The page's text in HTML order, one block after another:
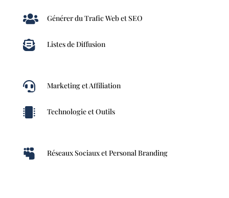
 Générer du Trafic Web et SEO
 Listes de Diffusion
 Marketing et Affiliation
 Technologie et Outils
 Réseaux Sociaux et Personal Branding